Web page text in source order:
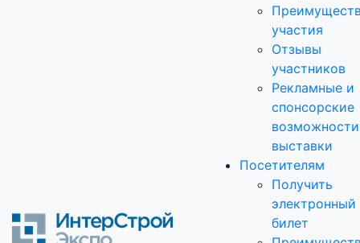
участия
Отзывы
участников
Рекламные и
спонсорские
возможности
выставки
Посетителям
Получить
электронный
билет